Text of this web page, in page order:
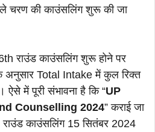
चरण की काउंसलिंग शुरू की जा
राउंड काउंसलिंग शुरू होने पर
अनुसार Total Intake में कुल रिक्त
में पूरी संभावना है कि “UP
Counselling 2024” कराई जा
काउंसलिंग 15 सितंबर 2024